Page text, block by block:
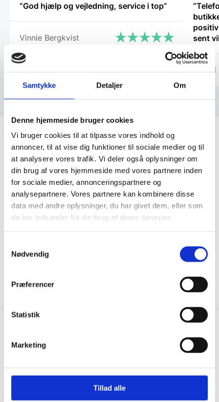
Samtykke Detaljer Om
Denne hjemmeside bruger cookies
Vi bruger cookies til at tilpasse vores indhold og
annoncer, til at vise dig funktioner til sociale medier og til
at analysere vores trafik. Vi deler også oplysninger om
din brug af vores hjemmeside med vores partnere inden
for sociale medier, annonceringspartnere og
analysepartnere. Vores partnere kan kombinere disse
data med andre oplysninger, du har givet dem, eller som
de har indsamlet fra din brug af deres tjenester.
Nødvendig
Præferencer
Statistik
Marketing
Tillad alle
“God hjælp og vejledning, service i top”
Vinnie Bergkvist
sent
Svend
Få de bedste tilbud først!
Husk at tilmelde dig vores nyhedsbrev og vær først
til de bedste tilbud. Og bare rolig, vi spammer dig
ikke, men sender kun relevante tilbud og
informationer til dig.
Gastrobutikken ApS
7430 Ikast